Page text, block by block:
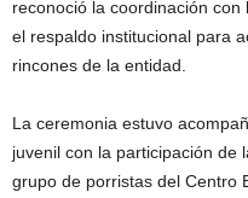
reconoció la coordinación
el respaldo institucional para
rincones de la entidad.
La ceremonia estuvo
juvenil con la participación de
grupo de porristas del Centro